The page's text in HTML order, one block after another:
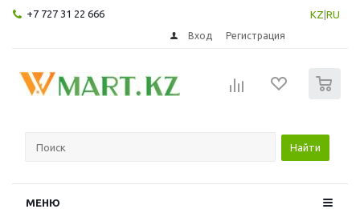
+7 727 31 22 666 KZ RU
Вход Регистрация
Найти
МЕНЮ